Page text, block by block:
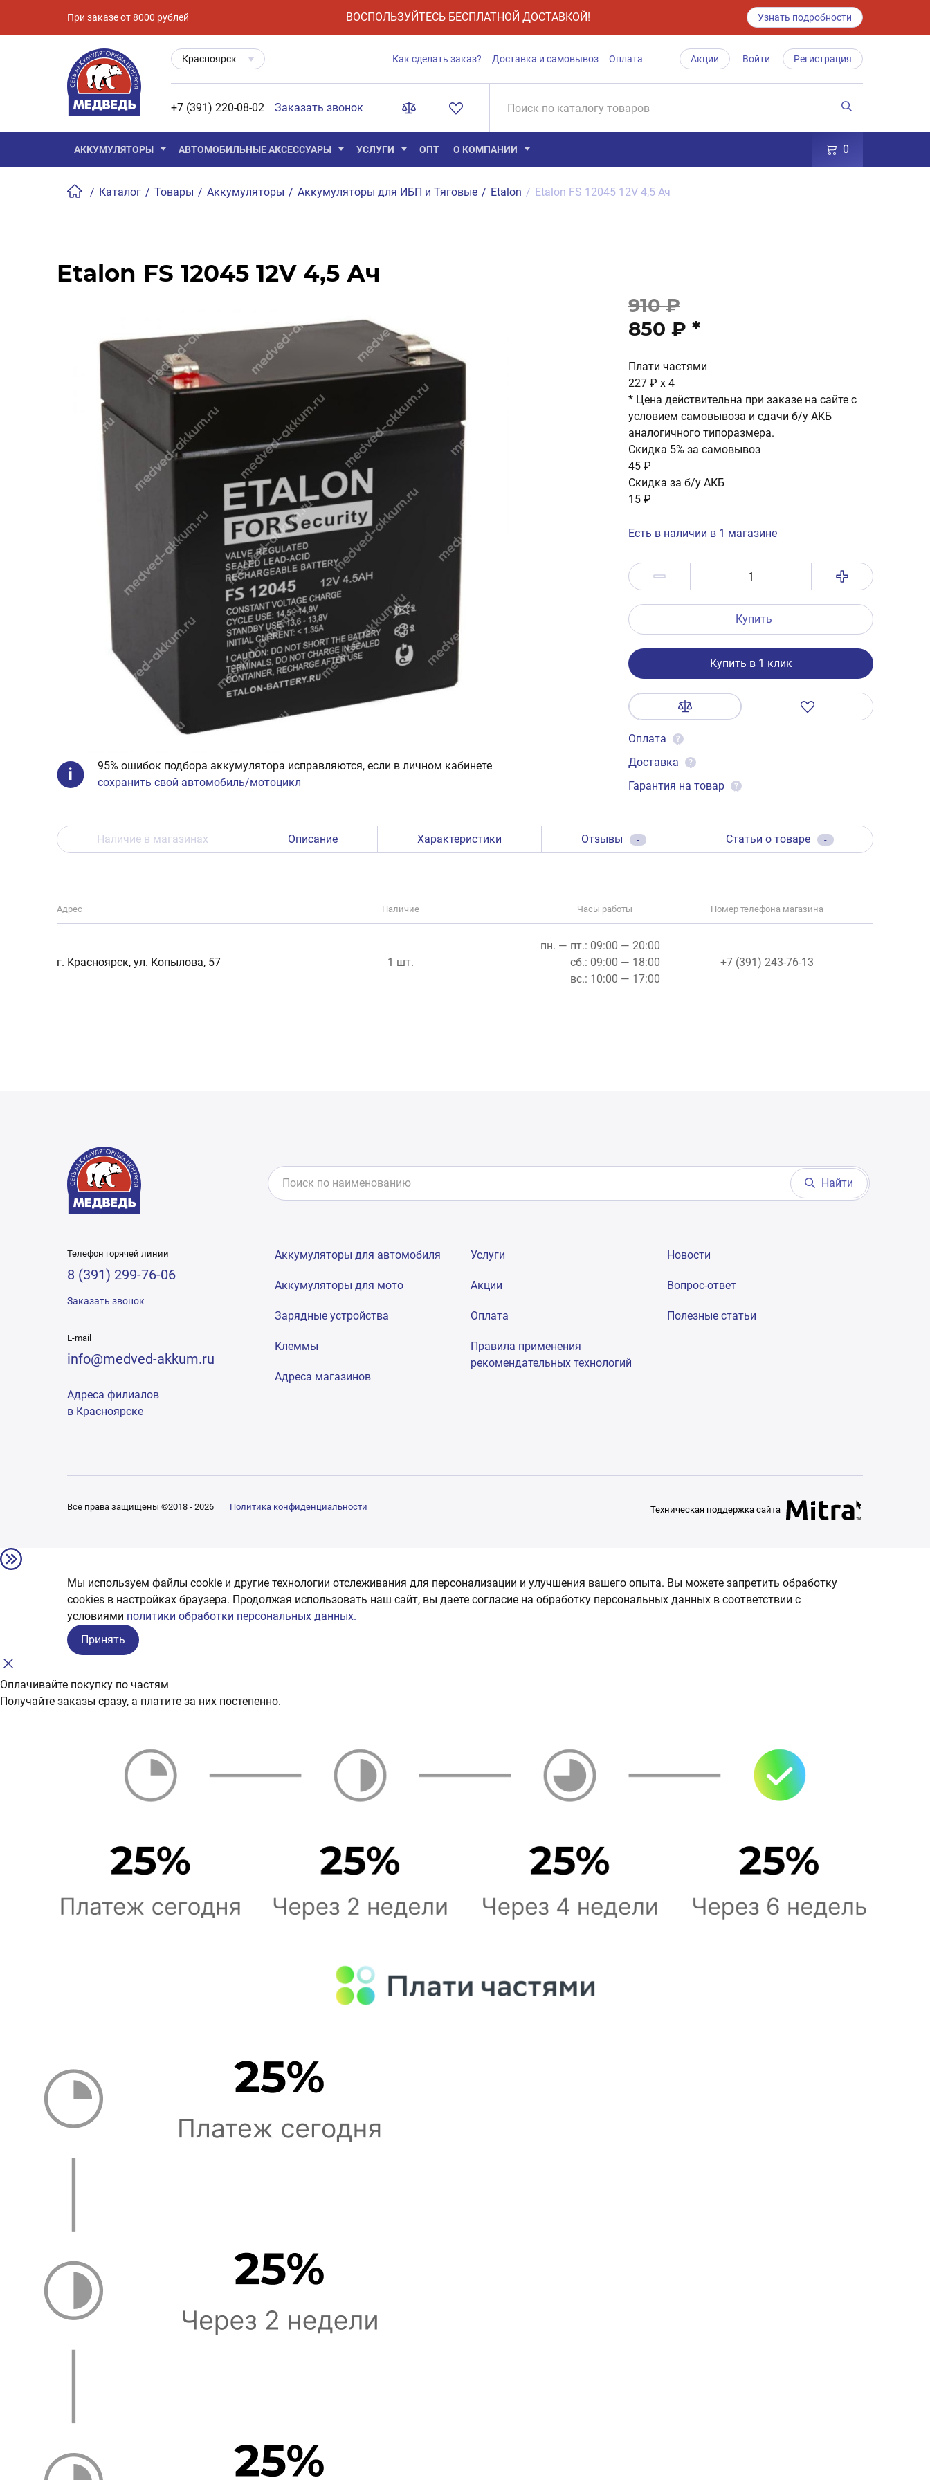
При заказе от 8000 рублей ВОСПОЛЬЗУЙТЕСЬ БЕСПЛАТНОЙ ДОСТАВКОЙ! Узнать подробности
Красноярск Как сделать заказ? Доставка и самовывоз Оплата Акции Войти Регистрация
+7 (391) 220-08-02 Заказать звонок
АККУМУЛЯТОРЫ АВТОМОБИЛЬНЫЕ АКСЕССУАРЫ УСЛУГИ ОПТ О КОМПАНИИ 0
/ Каталог / Товары / Аккумуляторы / Аккумуляторы для ИБП и Тяговые / Etalon / Etalon FS 12045 12V 4,5 Ач
Etalon FS 12045 12V 4,5 Ач
95% ошибок подбора аккумулятора исправляются, если в личном кабинете
сохранить свой автомобиль/мотоцикл
910 ₽
850 ₽ *
Плати частями
227 ₽ x 4
* Цена действительна при заказе на сайте с
условием самовывоза и сдачи б/у АКБ
аналогичного типоразмера.
Скидка 5% за самовывоз
45 ₽
Скидка за б/у АКБ
15 ₽
Есть в наличии в 1 магазине
Купить
Купить в 1 клик
Оплата ?
Доставка ?
Гарантия на товар ?
Наличие в магазинах Описание Характеристики Отзывы - Статьи о товаре -
Адрес Наличие Часы работы Номер телефона магазина
г. Красноярск, ул. Копылова, 57 1 шт.
пн. — пт.: 09:00 — 20:00
сб.: 09:00 — 18:00
вс.: 10:00 — 17:00
+7 (391) 243-76-13
Найти
Телефон горячей линии
8 (391) 299-76-06
Заказать звонок
E-mail
info@medved-akkum.ru
Адреса филиалов
в Красноярске
Аккумуляторы для автомобиля
Аккумуляторы для мото
Зарядные устройства
Клеммы
Адреса магазинов
Услуги
Акции
Оплата
Правила применения
рекомендательных технологий
Новости
Вопрос-ответ
Полезные статьи
Все права защищены ©2018 - 2026 Политика конфиденциальности Техническая поддержка сайта
Мы используем файлы cookie и другие технологии отслеживания для персонализации и улучшения вашего опыта. Вы можете запретить обработку
сookies в настройках браузера. Продолжая использовать наш сайт, вы даете согласие на обработку персональных данных в соответствии с
условиями политики обработки персональных данных.
Принять
Оплачивайте покупку по частям
Получайте заказы сразу, а платите за них постепенно.